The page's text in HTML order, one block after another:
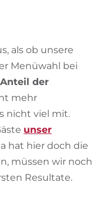
als ob unsere
Menüwahl bei
Anteil der
mehr
nicht viel mit.
unser
hat hier doch die
müssen wir noch
Resultate.